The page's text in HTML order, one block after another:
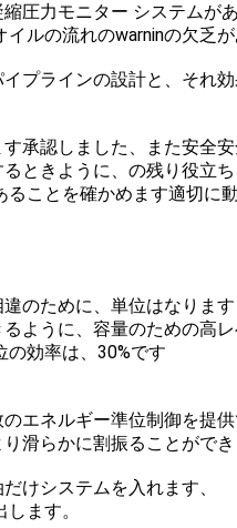
圧力モニター システムが
ルの流れのwarninの欠乏
プラインの設計と、それ
承認しました、また安全安
ときように、の残り役立
ことを確かめます適切に
のために、単位はなります
ように、容量のための高
の効率は、30%です
エネルギー準位制御を提
滑らかに割振ることができ
けシステムを入れます、
ます。